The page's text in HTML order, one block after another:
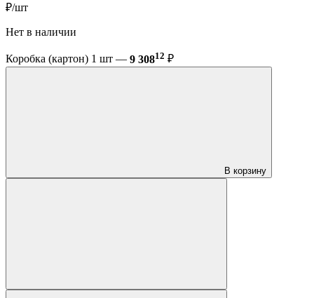
₽/шт
Нет в наличии
Коробка (картон) 1 шт — 9 30812 ₽
В корзину